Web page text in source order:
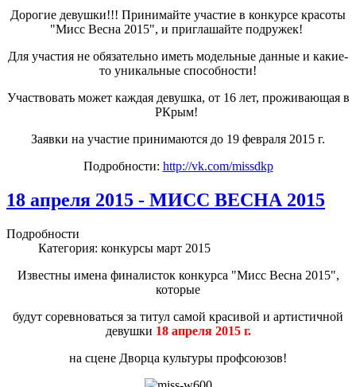
Дорогие девушки!!! Принимайте участие в конкурсе красоты
"Мисс Весна 2015", и приглашайте подружек!
Для участия не обязательно иметь модельные данные и какие-
то уникальные способности!
Участвовать может каждая девушка, от 16 лет, проживающая в
РКрым!
Заявки на участие принимаются до 19 февраля 2015 г.
Подробности: http://vk.com/missdkp
18 апреля 2015 - МИСС ВЕСНА 2015
Подробности
Категория: конкурсы март 2015
Известны имена финалисток конкурса "Мисс Весна 2015",
которые
будут соревноваться за титул самой красивой и артистичной
девушки 18 апреля 2015 г.
на сцене Дворца культуры профсоюзов!